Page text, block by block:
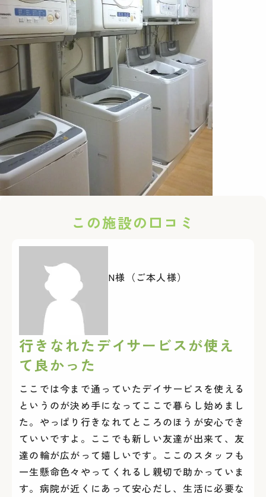
この施設の口コミ
N様（ご本人様）
行きなれたデイサービスが使え
て良かった
ここでは今まで通っていたデイサービスを使える
というのが決め手になってここで暮らし始めまし
た。やっぱり行きなれてところのほうが安心でき
ていいですよ。ここでも新しい友達が出来て、友
達の輪が広がって嬉しいです。ここのスタッフも
一生懸命色々やってくれるし親切で助かっていま
す。病院が近くにあって安心だし、生活に必要な